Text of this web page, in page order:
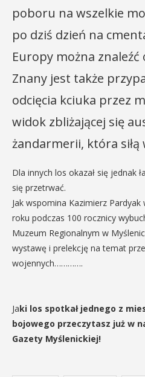
poboru na wszelkie
po dziś dzień na
Europy można
Znany jest także
odcięcia kciuka przez
widok zbliżającej się
żandarmerii, która siłą
Dla innych los okazał się jednak
się przetrwać.
Jak wspomina Kazimierz
roku podczas 100 rocznicy
Muzeum Regionalnym w
wystawę i prelekcję na temat
wojennych………….
Jaki los spotkał jednego z
bojowego przeczytasz już w
Gazety Myślenickiej!